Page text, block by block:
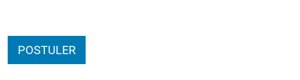
POSTULER